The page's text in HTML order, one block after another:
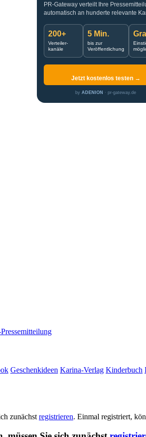
PR-Gateway verteilt Ihre
automatisch an hunderte relevante
200+
Verteiler-
kanäle
5 Min.
bis zur
Veröffentlichung
Jetzt kostenlos testen →
by ADENION · pr-gateway.de
Geschenkideen Karina-Verlag Kinderbuch
zunächst registrieren. Einmal registriert,